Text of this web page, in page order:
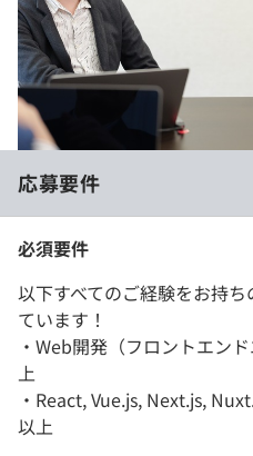
応募要件
必須要件
以下すべてのご経験をお持
ています！
・Web開発（フロントエン
上
・React, Vue.js, Next.js,
以上